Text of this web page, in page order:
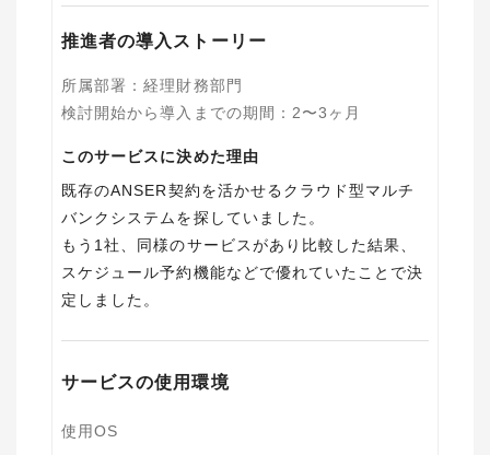
推進者の導入ストーリー
所属部署 ：経理財務部門
検討開始から導入までの期間 ： 2〜3ヶ月
このサービスに決めた理由
既存のANSER契約を活かせるクラウド型マルチ
バンクシステムを探していました。
もう1社、同様のサービスがあり比較した結果、
スケジュール予約機能などで優れていたことで決
サービスの使用環境
使用OS